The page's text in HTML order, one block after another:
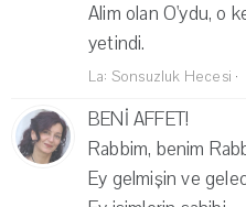
Alim olan O'ydu, o
yetindi.
La: Sonsuzluk Hecesi ·
BENİ AFFET!
Rabbim, benim
Ey gelmişin ve